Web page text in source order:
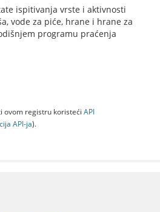
ispitivanja vrste i aktivnosti
vode za piće, hrane i hrane za
programu praćenja
ovom registru koristeći API
API-jа).